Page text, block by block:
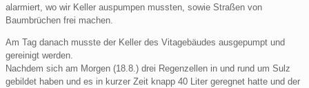
alarmiert, wo wir Keller auspumpen mussten, sowie Straßen von
Baumbrüchen frei machen.
Am Tag danach musste der Keller des Vitagebäudes ausgepumpt und
gereinigt werden.
Nachdem sich am Morgen (18.8.) drei Regenzellen in und rund um Sulz
gebildet haben und es in kurzer Zeit knapp 40 Liter geregnet hatte und der